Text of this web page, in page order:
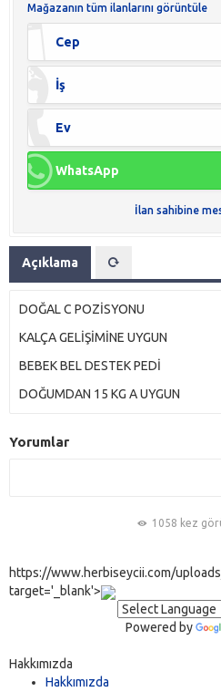
Mağazanın tüm ilanlarını görüntüle
Cep
İş
Ev
WhatsApp
İlan sahibine
Açıklama
DOĞAL C POZİSYONU
KALÇA GELİŞİMİNE UYGUN
BEBEK BEL DESTEK PEDİ
DOĞUMDAN 15 KG A UYGUN
Yorumlar
1058 kez
https://www.herbiseycii.com/
target='_blank'>
Powered by
Hakkımızda
Hakkımızda